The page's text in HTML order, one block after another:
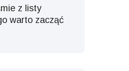
z listy
warto zacząć